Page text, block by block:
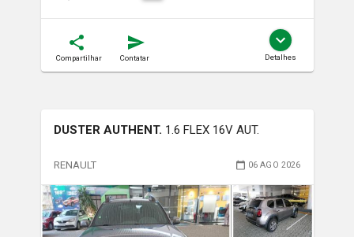
Compartilhar Contatar Detalhes
DUSTER AUTHENT. 1.6 FLEX 16V AUT.
RENAULT 06 AGO 2026